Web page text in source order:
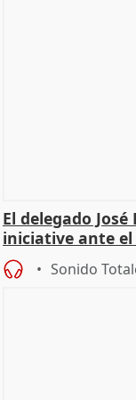
El delegado
iniciative ante
hogar en Madri
Sonido